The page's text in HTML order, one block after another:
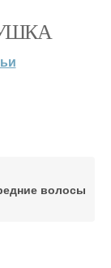
волосы